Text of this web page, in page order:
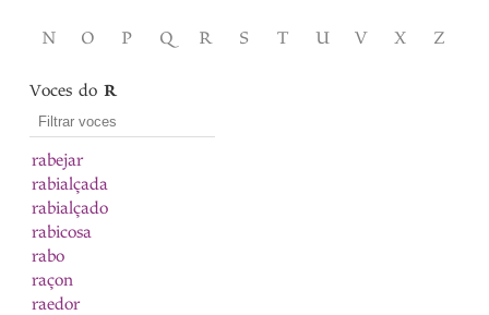
N O P Q R S T U V X Z
Voces doR
rabejar
rabialçada
rabialçado
rabicosa
rabo
raçon
raedor